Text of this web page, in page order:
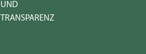
UND
TRANSPARENZ